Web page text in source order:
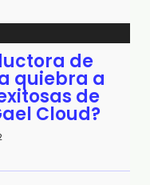
de
quiebra a
de
Cloud?